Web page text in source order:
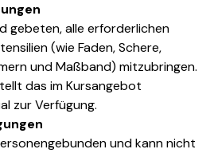
gebeten, alle erforderlichen
(wie Faden, Schere,
und Maßband) mitzubringen.
das im Kursangebot
zur Verfügung.
und kann nicht